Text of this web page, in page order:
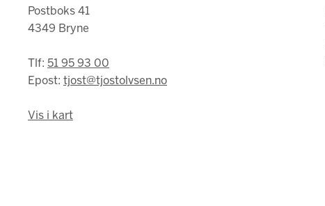
Postboks 41
4349 Bryne
Tlf: 51 95 93 00
Epost: tjost@tjostolvsen.no
Vis i kart